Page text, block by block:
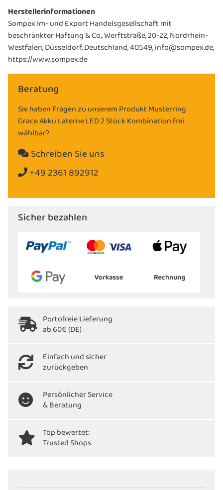
Herstellerinformationen
Sompex Im- und Export Handelsgesellschaft mit
beschränkter Haftung & Co., Werftstraße, 20-22, Nordrhein-
Westfalen, Düsseldorf, Deutschland, 40549, info@sompex.de,
https://www.sompex.de
Beratung
Sie haben Fragen zu unserem Produkt Musterring
Grace Akku Laterne LED 2 Stück Kombination frei
wählbar?
Schreiben Sie uns
+49 2361 892912
Sicher bezahlen
Portofreie Lieferung
ab 60€ (DE)
Einfach und sicher
zurückgeben
Persönlicher Service
& Beratung
Top bewertet:
Trusted Shops